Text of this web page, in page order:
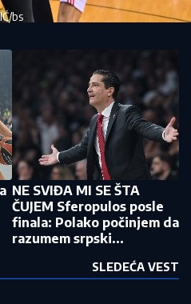
bs
NE SVIĐA MI SE ŠTA
ČUJEM Sferopulos posle
finala: Polako počinjem da
razumem srpski...
SLEDEĆA VEST